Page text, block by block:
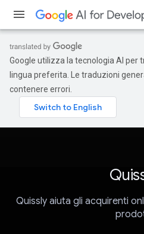
Google utilizza la tecnologia AI per
lingua preferita. Le traduzioni
contenere errori.
Quissly aiuta gli acquirenti